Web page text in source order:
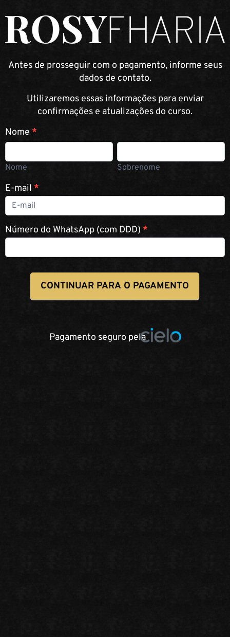
Antes de prosseguir com o pagamento, informe seus
dados de contato.
Utilizaremos essas informações para enviar
confirmações e atualizações do curso.
Curso
presencial |
Fharia
Nome *
Nome
Nome
Sobrenome
Sobrenome
E-mail *
Número do WhatsApp (com DDD) *
CONTINUAR PARA O PAGAMENTO
Pagamento seguro pela